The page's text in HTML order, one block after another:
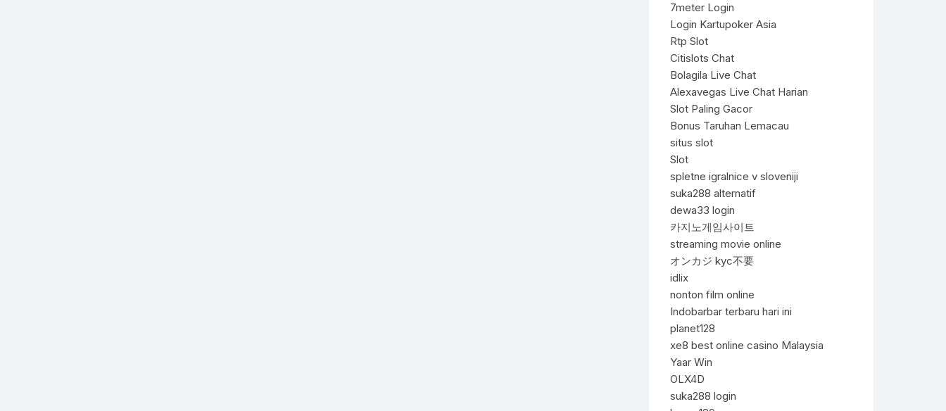
7meter Login
Login Kartupoker Asia
Rtp Slot
Citislots Chat
Bolagila Live Chat
Alexavegas Live Chat Harian
Slot Paling Gacor
Bonus Taruhan Lemacau
situs slot
Slot
spletne igralnice v sloveniji
suka288 alternatif
dewa33 login
카지노게임사이트
streaming movie online
オンカジ kyc不要
idlix
nonton film online
Indobarbar terbaru hari ini
planet128
xe8 best online casino Malaysia
Yaar Win
OLX4D
suka288 login